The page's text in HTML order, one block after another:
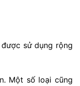
sử dụng rộng
Một số loại cũng